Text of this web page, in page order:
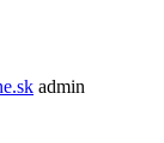
admin